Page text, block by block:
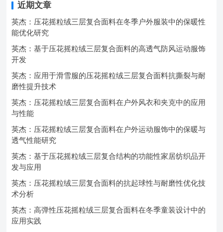
近期文章
英杰：压花摇粒绒三层复合面料在冬季户外服装中的保暖性
能优化研究
英杰：基于压花摇粒绒三层复合面料的高透气防风运动服饰
开发
英杰：应用于滑雪服的压花摇粒绒三层复合面料抗撕裂与耐
磨性提升技术
英杰：压花摇粒绒三层复合面料在户外风衣和夹克中的应用
与性能
英杰：压花摇粒绒三层复合面料在户外运动服饰中的保暖与
透气性能研究
英杰：基于压花摇粒绒三层复合结构的功能性家居纺织品开
发与应用
英杰：压花摇粒绒三层复合面料的抗起球性与耐磨性优化技
术分析
英杰：高弹性压花摇粒绒三层复合面料在冬季童装设计中的
应用实践